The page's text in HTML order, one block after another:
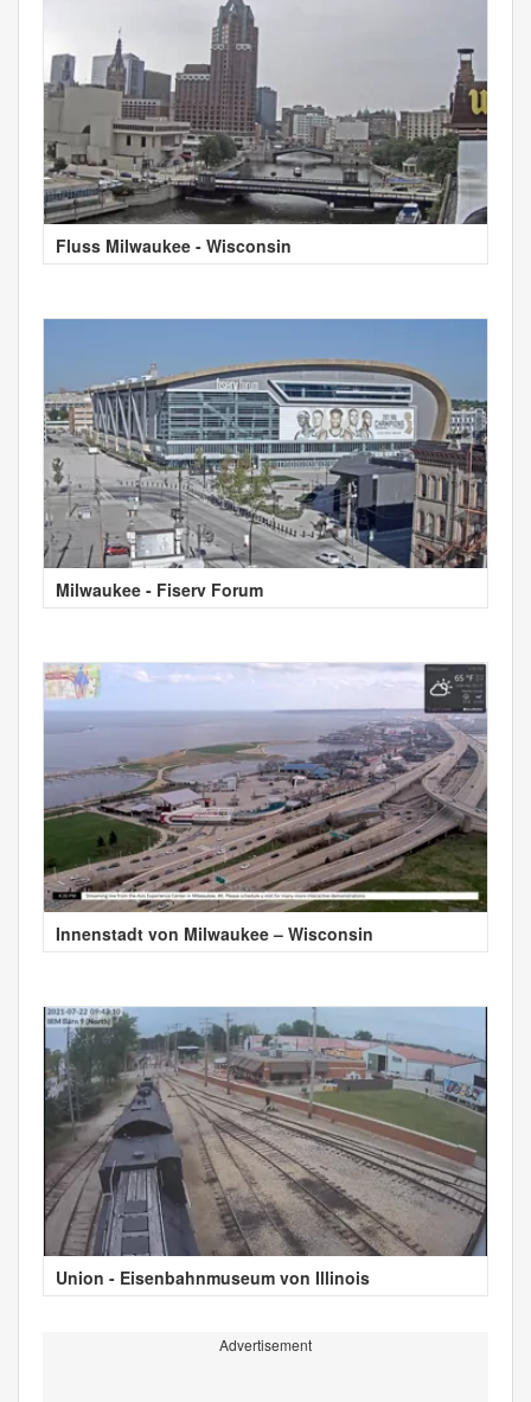
Fluss Milwaukee - Wisconsin
Milwaukee - Fiserv Forum
Innenstadt von Milwaukee – Wisconsin
Union - Eisenbahnmuseum von Illinois
Advertisement